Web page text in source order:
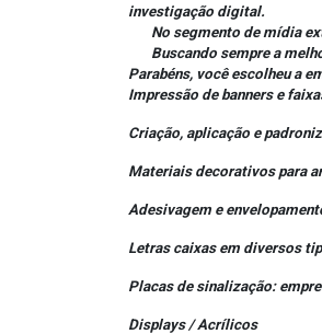
investigação digital.
No segmento de mídia
Buscando sempre a
Parabéns, você escolheu a
Impressão de banners e
Criação, aplicação e
Materiais decorativos para
Adesivagem e
Letras caixas em diversos
Placas de sinalização:
Displays / Acrílicos